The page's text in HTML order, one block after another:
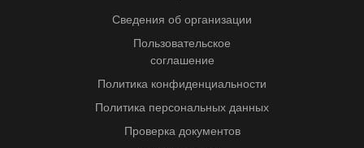
Сведения об организации
Пользовательское
соглашение
Политика конфиденциальности
Политика персональных данных
Проверка документов